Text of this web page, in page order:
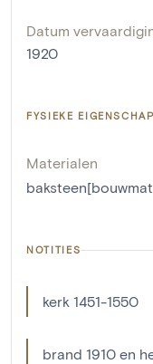
Datum
1920
FYSIEKE
Materialen
NOTITIES
kerk 1451-1550
brand 1910 en